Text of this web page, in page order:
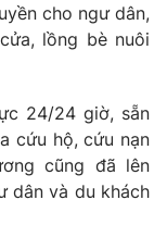
cho ngư dân,
lồng bè nuôi
24/24 giờ, sẵn
cứu hộ, cứu nạn
cũng đã lên
dân và du khách